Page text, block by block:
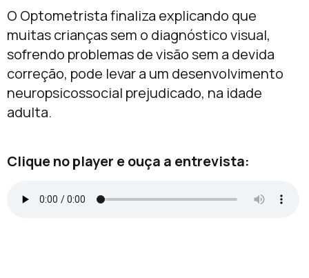
O Optometrista finaliza explicando que
muitas crianças sem o diagnóstico visual,
sofrendo problemas de visão sem a devida
correção, pode levar a um desenvolvimento
neuropsicossocial prejudicado, na idade
adulta.
Clique no player e ouça a entrevista: